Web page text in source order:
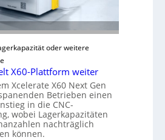
oder weitere
X60-Plattform weiter
Xcelerate X60 Next Gen
Betrieben einen
in die CNC-
wobei Lagerkapazitäten
nachträglich
können.